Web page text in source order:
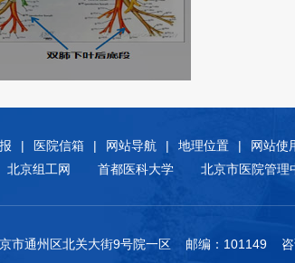
| 医院信箱 | 网站导航 | 地理位置 |
网站使
北京组工网 首都医科大学 北京市医院管理
市通州区北关大街9号院一区 邮编：101149 咨